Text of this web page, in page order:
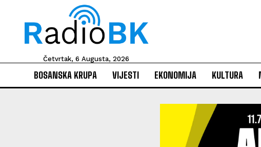
Četvrtak, 6 Augusta, 2026
BOSANSKA KRUPA VIJESTI EKONOMIJA KULTURA